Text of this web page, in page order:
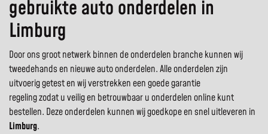
gebruikte auto onderdelen in
Limburg
Door ons groot netwerk binnen de onderdelen branche kunnen wij
tweedehands en nieuwe auto onderdelen. Alle onderdelen zijn
uitvoerig getest en wij verstrekken een goede garantie
regeling zodat u veilig en betrouwbaar u onderdelen online kunt
bestellen. Deze onderdelen kunnen wij goedkope en snel uitleveren in
Limburg.